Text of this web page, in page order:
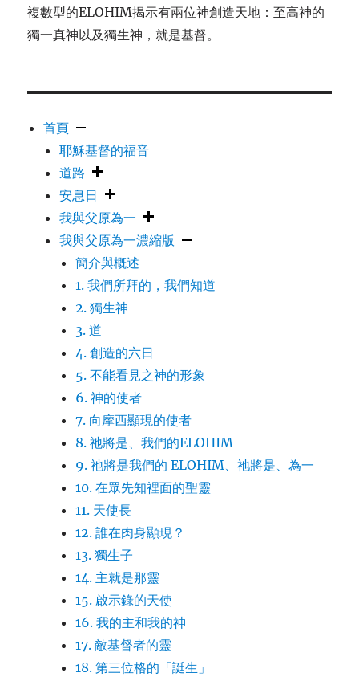
複數型的ELOHIM揭示有兩位神創造天地：至高神的
獨一真神以及獨生神，就是基督。
首頁
耶穌基督的福音
道路
安息日
我與父原為一
我與父原為一濃縮版
簡介與概述
1. 我們所拜的，我們知道
2. 獨生神
3. 道
4. 創造的六日
5. 不能看見之神的形象
6. 神的使者
7. 向摩西顯現的使者
8. 祂將是、我們的ELOHIM
9. 祂將是我們的 ELOHIM、祂將是、為一
10. 在眾先知裡面的聖靈
11. 天使長
12. 誰在肉身顯現？
13. 獨生子
14. 主就是那靈
15. 啟示錄的天使
16. 我的主和我的神
17. 敵基督者的靈
18. 第三位格的「誔生」